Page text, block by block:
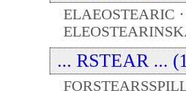
ELAEOSTEARIC
... RSTEAR ...